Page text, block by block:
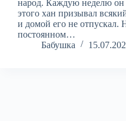
народ. Каждую неделю он
этого хан призывал
и домой его не отпускал.
постоянном…
Бабушка